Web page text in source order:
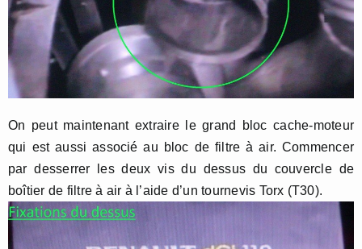
On peut maintenant extraire le grand bloc cache-moteur
qui est aussi associé au bloc de filtre à air. Commencer
par desserrer les deux vis du dessus du couvercle de
boîtier de filtre à air à l’aide d’un tournevis Torx (T30).